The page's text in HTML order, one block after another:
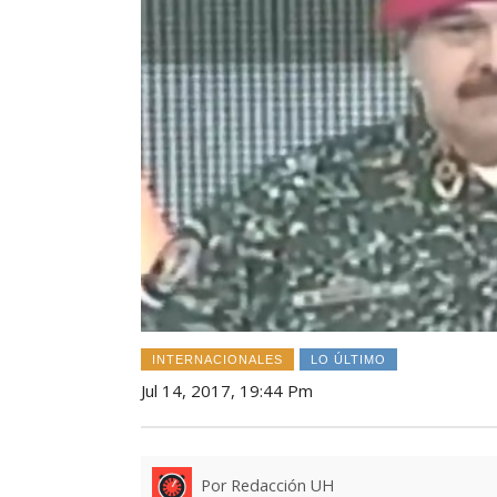
INTERNACIONALES LO ÚLTIMO
Jul 14, 2017, 19:44 Pm
Por Redacción UH